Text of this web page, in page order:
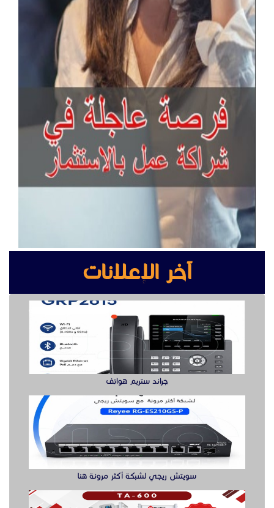
آخر الإعلانات
جراند ستريم هواتف
سويتش ريجي لشبكة أكثر مرونة هنا
بوابه كشف المعادن بوابة سيكيورتى